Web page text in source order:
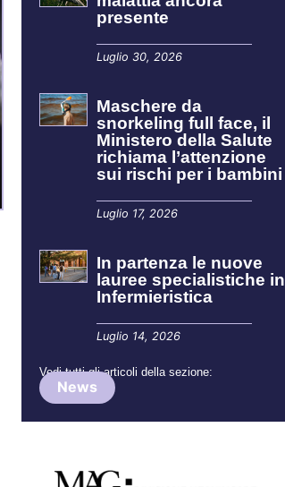
presente
Luglio 30, 2026
Maschere da
snorkeling full face, il
Ministero della Salute
richiama l’attenzione
sui rischi per i bambini
Luglio 17, 2026
In partenza le nuove
lauree specialistiche in
Infermieristica
Luglio 14, 2026
Vedi tutti gli articoli della sezione:
News